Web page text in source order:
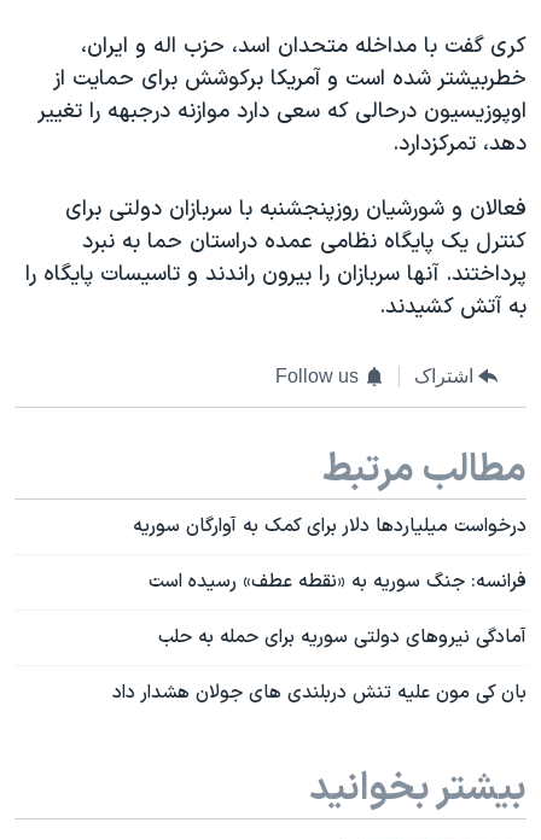
کری گفت با مداخله متحدان اسد، حزب اله و ایران،
خطربیشتر شده است و آمریکا برکوشش برای حمایت از
اوپوزیسیون درحالی که سعی دارد موازنه درجبهه را تغییر
دهد، تمرکزدارد.
فعالان و شورشیان روزپنجشنبه با سربازان دولتی برای
کنترل یک پایگاه نظامی عمده دراستان حما به نبرد
پرداختند. آنها سربازان را بیرون راندند و تاسیسات پایگاه را
به آتش کشیدند.
اشتراک Follow us
مطالب مرتبط
درخواست میلیاردها دلار برای کمک به آوارگان سوریه
فرانسه: جنگ سوریه به «نقطه عطف» رسیده است
آمادگی نیروهای دولتی سوریه برای حمله به حلب
بان کی مون علیه تنش دربلندی های جولان هشدار داد
بیشتر بخوانید